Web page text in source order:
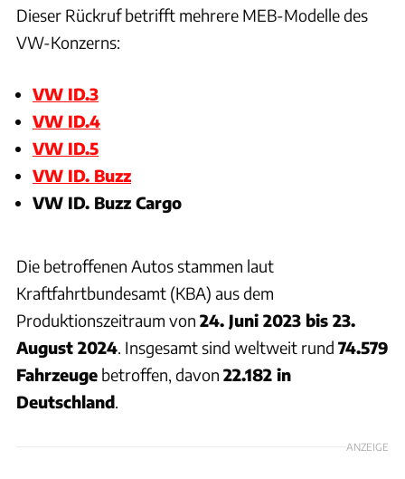
Dieser Rückruf betrifft mehrere MEB-Modelle des
VW-Konzerns:
VW ID.3
VW ID.4
VW ID.5
VW ID. Buzz
VW ID. Buzz Cargo
Die betroffenen Autos stammen laut
Kraftfahrtbundesamt (KBA) aus dem
Produktionszeitraum von 24. Juni 2023 bis 23.
August 2024. Insgesamt sind weltweit rund 74.579
Fahrzeuge betroffen, davon 22.182 in
Deutschland.
ANZEIGE